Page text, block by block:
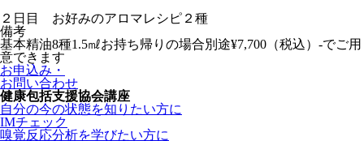
２日目 お好みのアロマレシピ２種
備考
基本精油8種1.5㎖お持ち帰りの場合別途¥7,700（税込）-でご用
意できます
お申込み・
お問い合わせ
健康包括支援協会講座
自分の今の状態を知りたい方に
IMチェック
嗅覚反応分析を学びたい方に